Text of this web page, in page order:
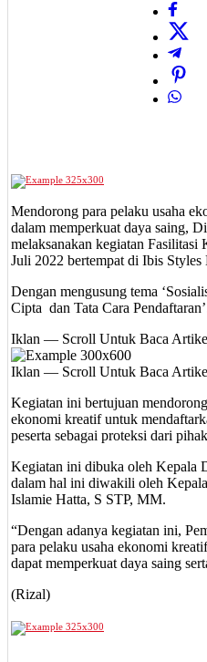
Mendorong para pelaku usaha
dalam memperkuat daya saing,
melaksanakan kegiatan Fasilitasi
Juli 2022 bertempat di Ibis Styles
Dengan mengusung tema
Cipta dan Tata Cara
Iklan — Scroll Untuk Baca
Iklan — Scroll Untuk Baca
Kegiatan ini bertujuan
ekonomi kreatif untuk
peserta sebagai proteksi dari
Kegiatan ini dibuka oleh Kepala
dalam hal ini diwakili oleh
Islamie Hatta, S STP, MM.
“Dengan adanya kegiatan ini,
para pelaku usaha ekonomi
dapat memperkuat daya saing
(Rizal)